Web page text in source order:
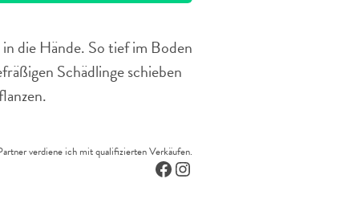
die Hände. So tief im Boden
Schädlinge schieben
verdiene ich mit qualifizierten Verkäufen.
Facebook
Instagram